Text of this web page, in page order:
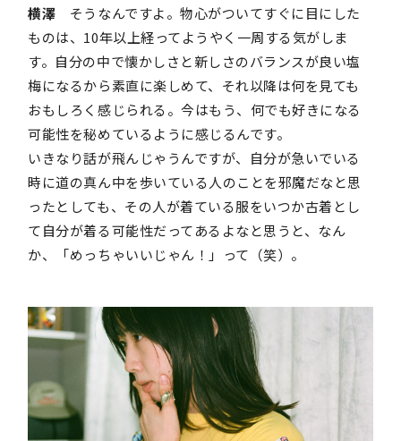
横澤 そうなんですよ。物心がついてすぐに目にした
ものは、10年以上経ってようやく一周する気がしま
す。自分の中で懐かしさと新しさのバランスが良い塩
梅になるから素直に楽しめて、それ以降は何を見ても
おもしろく感じられる。今はもう、何でも好きになる
可能性を秘めているように感じるんです。
いきなり話が飛んじゃうんですが、自分が急いでいる
時に道の真ん中を歩いている人のことを邪魔だなと思
ったとしても、その人が着ている服をいつか古着とし
て自分が着る可能性だってあるよなと思うと、なん
か、「めっちゃいいじゃん！」って（笑）。